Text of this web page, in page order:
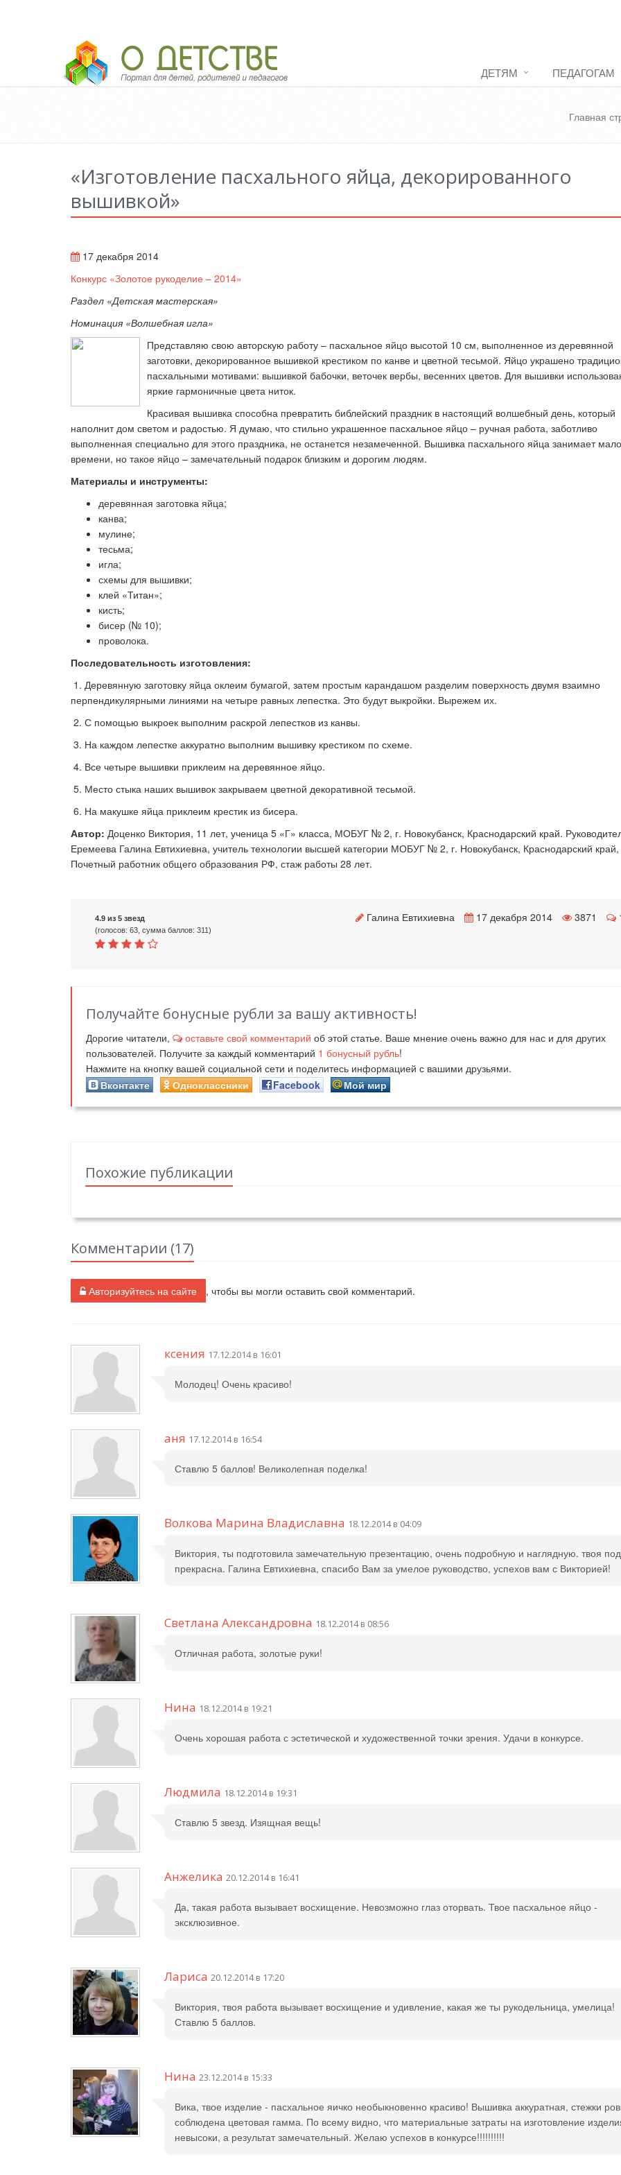
Педагогический портал «О детстве»
ДЕТЯМ
ПЕДАГОГАМ
Главная
«Изготовление пасхального яйца, декорированного
вышивкой»
17 декабря 2014
Конкурс «Золотое рукоделие – 2014»
Раздел «Детская мастерская»
Номинация «Волшебная игла»
Представляю свою авторскую работу – пасхальное яйцо высотой 10 см, выполненное из деревянной
заготовки, декорированное вышивкой крестиком по канве и цветной тесьмой. Яйцо украшено
пасхальными мотивами: вышивкой бабочки, веточек вербы, весенних цветов. Для вышивки
яркие гармоничные цвета ниток.
Красивая вышивка способна превратить библейский праздник в настоящий волшебный день, который
наполнит дом светом и радостью. Я думаю, что стильно украшенное пасхальное яйцо – ручная работа, заботливо
выполненная специально для этого праздника, не останется незамеченной. Вышивка пасхального яйца занимает мало
времени, но такое яйцо – замечательный подарок близким и дорогим людям.
Материалы и инструменты:
деревянная заготовка яйца;
канва;
мулине;
тесьма;
игла;
схемы для вышивки;
клей «Титан»;
кисть;
бисер (№ 10);
проволока.
Последовательность изготовления:
1. Деревянную заготовку яйца оклеим бумагой, затем простым карандашом разделим поверхность двумя взаимно
перпендикулярными линиями на четыре равных лепестка. Это будут выкройки. Вырежем их.
2. С помощью выкроек выполним раскрой лепестков из канвы.
3. На каждом лепестке аккуратно выполним вышивку крестиком по схеме.
4. Все четыре вышивки приклеим на деревянное яйцо.
5. Место стыка наших вышивок закрываем цветной декоративной тесьмой.
6. На макушке яйца приклеим крестик из бисера.
Автор: Доценко Виктория, 11 лет, ученица 5 «Г» класса, МОБУГ № 2, г. Новокубанск, Краснодарский край.
Еремеева Галина Евтихиевна, учитель технологии высшей категории МОБУГ № 2, г. Новокубанск, Краснодарский край,
Почетный работник общего образования РФ, стаж работы 28 лет.
4.9 из 5 звезд
(голосов: 63, сумма баллов: 311)
Галина Евтихиевна 17 декабря 2014 3871
Получайте бонусные рубли за вашу активность!
Дорогие читатели, оставьте свой комментарий об этой статье. Ваше мнение очень важно для нас и для других
пользователей. Получите за каждый комментарий 1 бонусный рубль!
Нажмите на кнопку вашей социальной сети и поделитесь информацией с вашими друзьями.
Вконтакте
Одноклассники Facebook Мой мир
Похожие публикации
Комментарии (17)
Авторизуйтесь на сайте , чтобы вы могли оставить свой комментарий.
ксения 17.12.2014 в 16:01
Молодец! Очень красиво!
аня 17.12.2014 в 16:54
Ставлю 5 баллов! Великолепная поделка!
Волкова Марина Владиславна 18.12.2014 в 04:09
Виктория, ты подготовила замечательную презентацию, очень подробную и наглядную. твоя
прекрасна. Галина Евтихиевна, спасибо Вам за умелое руководство, успехов вам с Викторией!
Светлана Александровна 18.12.2014 в 08:56
Отличная работа, золотые руки!
Нина 18.12.2014 в 19:21
Очень хорошая работа с эстетической и художественной точки зрения. Удачи в конкурсе.
Людмила 18.12.2014 в 19:31
Ставлю 5 звезд. Изящная вещь!
Анжелика 20.12.2014 в 16:41
Да, такая работа вызывает восхищение. Невозможно глаз оторвать. Твое пасхальное яйцо -
эксклюзивное.
Лариса 20.12.2014 в 17:20
Виктория, твоя работа вызывает восхищение и удивление, какая же ты рукодельница, умелица!
Ставлю 5 баллов.
Нина 23.12.2014 в 15:33
Вика, твое изделие - пасхальное яичко необыкновенно красиво! Вышивка аккуратная, стежки
соблюдена цветовая гамма. По всему видно, что материальные затраты на изготовление
невысоки, а результат замечательный. Желаю успехов в конкурсе!!!!!!!!!!
Как стать экспертом наших
конкурсов
Как правильно оформить
для публикации